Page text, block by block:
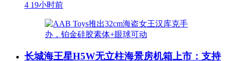
4 19小时前
长城海王星H5W无立柱海景房机箱上市：支持